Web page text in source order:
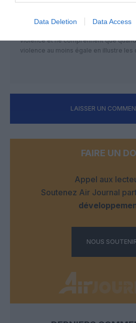
Data Deletion Data Access
les autres sont fous, instables,
violence et ne comprennent que
violence au moins égale en illustre les
LAISSER UN
FAIRE UN
Appel aux
Soutenez Air Journal
NOUS